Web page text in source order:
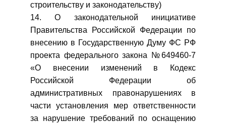
строительству и законодательству)
14. О законодательной инициативе
Правительства Российской Федерации по
внесению в Государственную Думу ФС РФ
проекта федерального закона №649460-7
«О внесении изменений в Кодекс
Российской Федерации об
административных правонарушениях в
части установления мер ответственности
за нарушение требований по оснащению